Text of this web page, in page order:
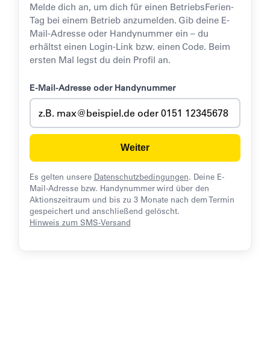
Melde dich an, um dich für einen BetriebsFerien-
Tag bei einem Betrieb anzumelden. Gib deine E-
Mail-Adresse oder Handynummer ein – du
erhältst einen Login-Link bzw. einen Code. Beim
ersten Mal legst du dein Profil an.
E-Mail-Adresse oder Handynummer
Weiter
Es gelten unsere Datenschutzbedingungen. Deine E-
Mail-Adresse bzw. Handynummer wird über den
Aktionszeitraum und bis zu 3 Monate nach dem Termin
gespeichert und anschließend gelöscht.
Hinweis zum SMS-Versand